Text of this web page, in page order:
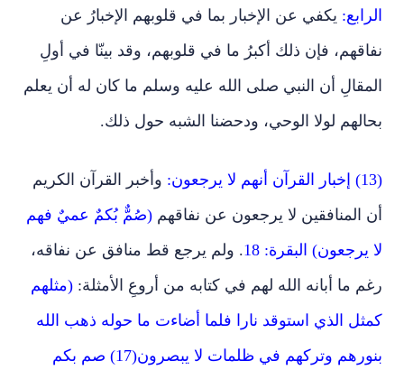
الرابع: يكفي عن الإخبار بما في قلوبهم الإخبارُ عن
نفاقهم، فإن ذلك أكبرُ ما في قلوبهم، وقد بينّا في أولِ
المقالِ أن النبي صلى الله عليه وسلم ما كان له أن يعلم
بحالهم لولا الوحي، ودحضنا الشبه حول ذلك.
(13) إخبار القرآن أنهم لا يرجعون:
وأخبر القرآن الكريم
أن المنافقين لا يرجعون عن نفاقهم (صُمٌّ بُكمٌ عميٌ فهم
لا يرجعون) البقرة: 18
. ولم يرجع قط منافق عن نفاقه،
رغم ما أبانه الله لهم في كتابه من أروعِ الأمثلة: (مثلهم
كمثل الذي استوقد نارا فلما أضاءت ما حوله ذهب الله
بنورهم وتركهم في ظلمات لا يبصرون(17) صم بكم